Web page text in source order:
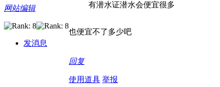
网站编辑
发消息
有潜水证潜水会便宜很多
也便宜不了多少吧
回复
使用道具 举报